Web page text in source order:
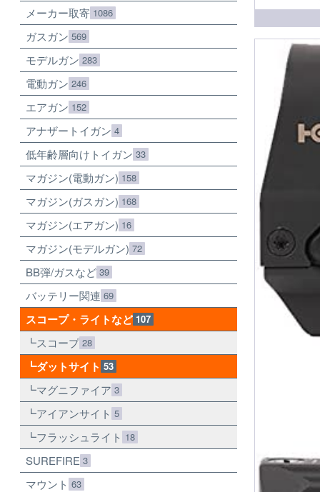
メーカー取寄 1086
ガスガン 569
モデルガン 283
電動ガン 246
エアガン 152
アナザートイガン 4
低年齢層向けトイガン 33
マガジン(電動ガン) 158
マガジン(ガスガン) 168
マガジン(エアガン) 16
マガジン(モデルガン) 72
BB弾/ガスなど 39
バッテリー関連 69
スコープ・ライトなど 107
スコープ 28
ダットサイト 53
マグニファイア 3
アイアンサイト 5
フラッシュライト 18
SUREFIRE 3
マウント 63